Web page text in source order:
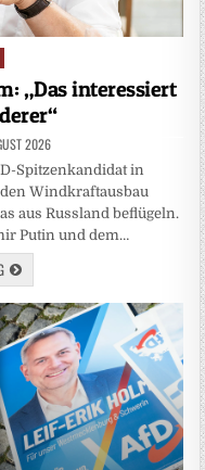
„Das interessiert
2026
Spitzenkandidat in
Windkraftausbau
aus Russland beflügeln.
Putin und dem…